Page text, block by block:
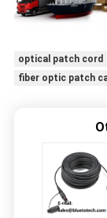
optical patch cord
fiber optic patch